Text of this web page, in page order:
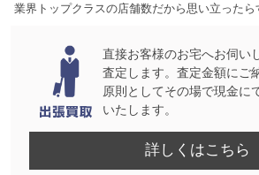
業界トップクラスの店舗数だから思い立ったら
直接お客様のお宅へお伺い
査定します。査定金額にご
原則としてその場で現金に
いたします。
詳しくはこちら